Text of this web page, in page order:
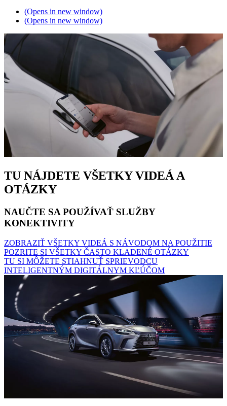
(Opens in new window)
(Opens in new window)
TU NÁJDETE VŠETKY VIDEÁ A
OTÁZKY
NAUČTE SA POUŽÍVAŤ SLUŽBY
KONEKTIVITY
ZOBRAZIŤ VŠETKY VIDEÁ S NÁVODOM NA POUŽITIE
POZRITE SI VŠETKY ČASTO KLADENÉ OTÁZKY
TU SI MÔŽETE STIAHNUŤ SPRIEVODCU
INTELIGENTNÝM DIGITÁLNYM KĽÚČOM